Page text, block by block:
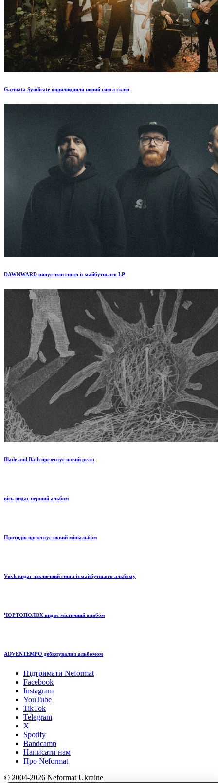
Garmata Syndicate оприлюднили новий сингл і кліп
DAWNWARD випустили сингл із майбутнього LP
Blade and Bath презентує новий реліз
вісь видає перший альбом
Протидія презентує новий мініальбом
Vøvk видає заключний сингл із майбутнього альбому
ЧОРТОПОЛОХ видає містичний альбом
ADVENTEMPO дебютували з альбомом
Підтримати Neformat
Facebook
Instagram
YouTube
TikTok
Telegram
X
Spotify
Bandcamp
Написати нам
Про Neformat
© 2004-2026 Neformat Ukraine